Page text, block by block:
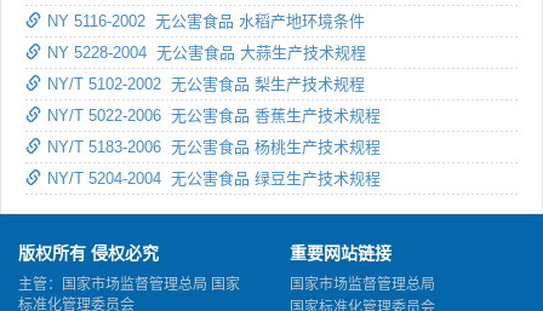
NY 5116-2002 无公害食品 水稻产地环境条件
NY 5228-2004 无公害食品 大蒜生产技术规程
NY/T 5102-2002 无公害食品 梨生产技术规程
NY/T 5022-2006 无公害食品 香蕉生产技术规程
NY/T 5183-2006 无公害食品 杨桃生产技术规程
NY/T 5204-2004 无公害食品 绿豆生产技术规程
版权所有 侵权必究
主管：国家市场监督管理总局 国家
标准化管理委员会
重要网站链接
国家市场监督管理总局
国家标准化管理委员会